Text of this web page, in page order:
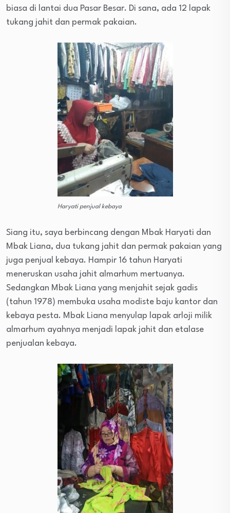
biasa di lantai dua Pasar Besar. Di sana, ada 12 lapak
tukang jahit dan permak pakaian.
Haryati penjual kebaya
Siang itu, saya berbincang dengan Mbak Haryati dan
Mbak Liana, dua tukang jahit dan permak pakaian yang
juga penjual kebaya. Hampir 16 tahun Haryati
meneruskan usaha jahit almarhum mertuanya.
Sedangkan Mbak Liana yang menjahit sejak gadis
(tahun 1978) membuka usaha modiste baju kantor dan
kebaya pesta. Mbak Liana menyulap lapak arloji milik
almarhum ayahnya menjadi lapak jahit dan etalase
penjualan kebaya.